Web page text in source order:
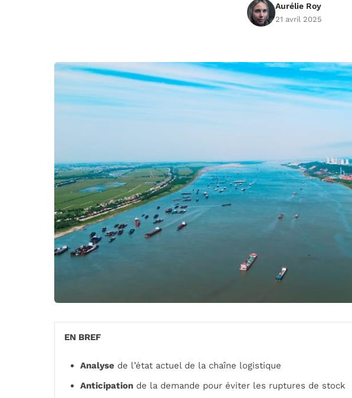
Aurélie Roy
21 avril 2025
EN BREF
Analyse de l’état actuel de la chaîne logistique
Anticipation de la demande pour éviter les ruptures de stock